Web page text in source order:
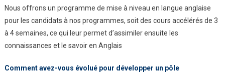
Nous offrons un programme de mise à niveau en langue anglaise
pour les candidats à nos programmes, soit des cours accélérés de 3
à 4 semaines, ce qui leur permet d’assimiler ensuite les
connaissances et le savoir en Anglais
Comment avez-vous évolué pour développer un pôle